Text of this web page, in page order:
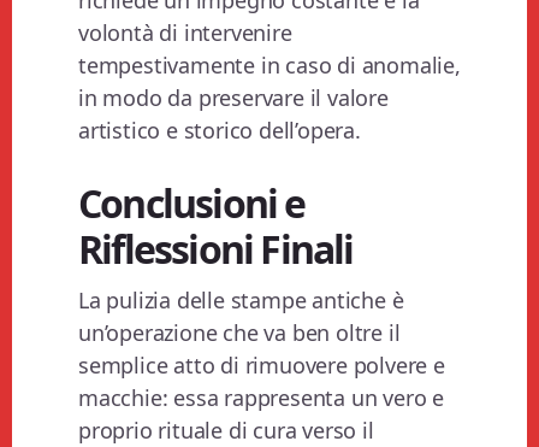
volontà di intervenire
tempestivamente in caso di anomalie,
in modo da preservare il valore
artistico e storico dell’opera.
Conclusioni e
Riflessioni Finali
La pulizia delle stampe antiche è
un’operazione che va ben oltre il
semplice atto di rimuovere polvere e
macchie: essa rappresenta un vero e
proprio rituale di cura verso il